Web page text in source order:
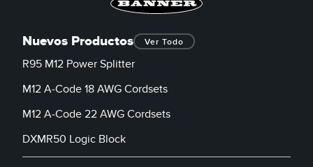
Nuevos Productos Ver Todo
R95 M12 Power Splitter
M12 A-Code 18 AWG Cordsets
M12 A-Code 22 AWG Cordsets
DXMR50 Logic Block